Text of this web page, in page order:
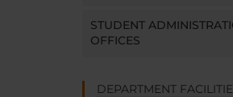
STUDENT
OFFICES
DEPARTMENT